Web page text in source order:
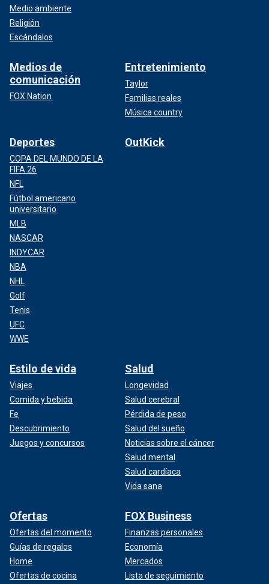
Medio ambiente
Religión
Escándalos
Medios de
comunicación
FOX Nation
Entretenimiento
Taylor
Familias reales
Música country
Deportes
COPA DEL MUNDO DE LA
FIFA 26
NFL
Fútbol americano
universitario
MLB
NASCAR
INDYCAR
NBA
NHL
Golf
Tenis
UFC
WWE
OutKick
Estilo de vida
Viajes
Comida y bebida
Fe
Descubrimiento
Juegos y concursos
Salud
Longevidad
Salud cerebral
Pérdida de peso
Salud del sueño
Noticias sobre el cáncer
Salud mental
Salud cardíaca
Vida sana
Ofertas
Ofertas del momento
Guías de regalos
Home
Ofertas de cocina
FOX Business
Finanzas personales
Economía
Mercados
Lista de seguimiento